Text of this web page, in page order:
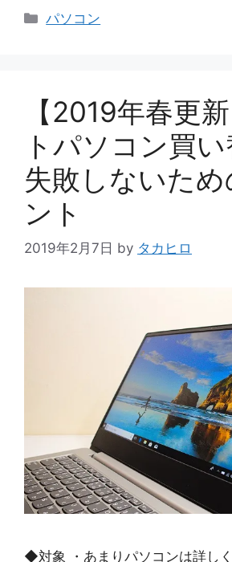
カ
ー
パソコン
【2019年春更
トパソコン買
失敗しないため
ント
2019年2月7日 by タカヒロ
◆対象 ・あまりパソコンは詳し